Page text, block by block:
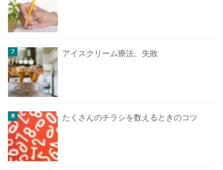
アイスクリーム療法、失敗
たくさんのチラシを数えるときのコツ